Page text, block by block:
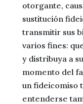
otorgante,
sustitución
transmitir sus
varios fines:
y distribuya a
momento del
un fideicomiso
entenderse